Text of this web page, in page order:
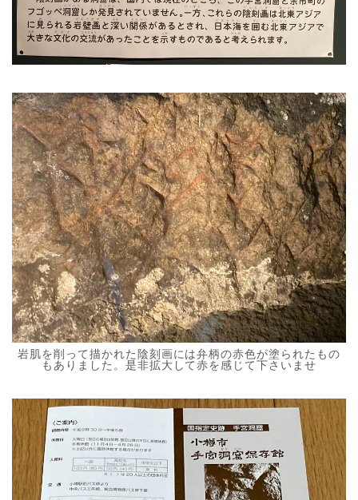
岩肌を削って描かれた陰刻画には弁柄の赤色が塗られたもの
もありました。是非拡大して赤を感じて下さいませ